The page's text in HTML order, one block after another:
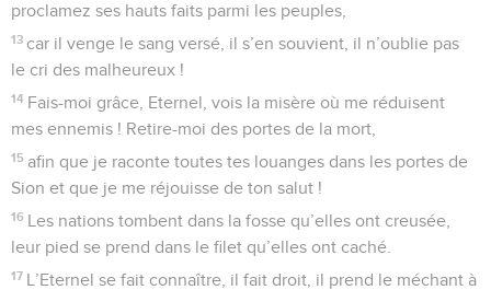
proclamez ses hauts faits parmi les peuples,
13 car il venge le sang versé, il s’en souvient, il n’oublie pas
le cri des malheureux !
14 Fais-moi grâce, Eternel, vois la misère où me réduisent
mes ennemis ! Retire-moi des portes de la mort,
15 afin que je raconte toutes tes louanges dans les portes de
Sion et que je me réjouisse de ton salut !
16 Les nations tombent dans la fosse qu’elles ont creusée,
leur pied se prend dans le filet qu’elles ont caché.
17 L’Eternel se fait connaître, il fait droit, il prend le méchant à